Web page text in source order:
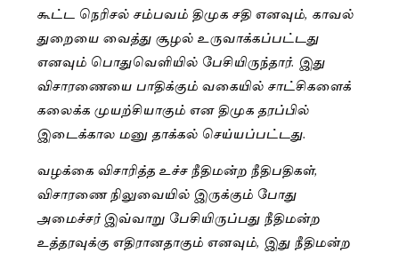
கூட்ட நெரிசல் சம்பவம் திமுக சதி எனவும், காவல்
துறையை வைத்து சூழல் உருவாக்கப்பட்டது
எனவும் பொதுவெளியில் பேசியிருந்தார். இது
விசாரணையை பாதிக்கும் வகையில் சாட்சிகளைக்
கலைக்க முயற்சியாகும் என திமுக தரப்பில்
இடைக்கால மனு தாக்கல் செய்யப்பட்டது.
வழக்கை விசாரித்த உச்ச நீதிமன்ற நீதிபதிகள்,
விசாரணை நிலுவையில் இருக்கும் போது
அமைச்சர் இவ்வாறு பேசியிருப்பது நீதிமன்ற
உத்தரவுக்கு எதிரானதாகும் எனவும், இது நீதிமன்ற